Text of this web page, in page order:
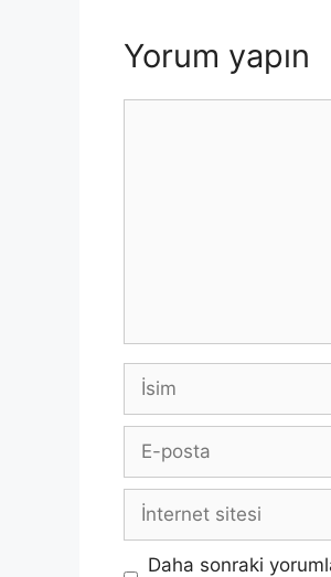
Yorum yapın
İsim
posta
İnternet
sitesi
Daha sonraki